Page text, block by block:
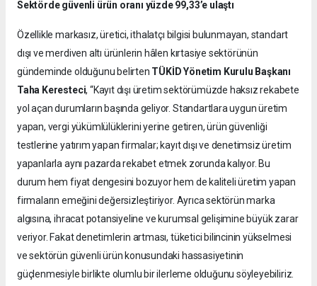
Sektörde güvenli ürün oranı yüzde 99,33’e ulaştı
Özellikle markasız, üretici, ithalatçı bilgisi bulunmayan, standart
dışı ve merdiven altı ürünlerin hâlen kırtasiye sektörünün
gündeminde olduğunu belirten TÜKİD Yönetim Kurulu Başkanı
Taha Keresteci, “Kayıt dışı üretim sektörümüzde haksız rekabete
yol açan durumların başında geliyor. Standartlara uygun üretim
yapan, vergi yükümlülüklerini yerine getiren, ürün güvenliği
testlerine yatırım yapan firmalar; kayıt dışı ve denetimsiz üretim
yapanlarla aynı pazarda rekabet etmek zorunda kalıyor. Bu
durum hem fiyat dengesini bozuyor hem de kaliteli üretim yapan
firmaların emeğini değersizleştiriyor. Ayrıca sektörün marka
algısına, ihracat potansiyeline ve kurumsal gelişimine büyük zarar
veriyor. Fakat denetimlerin artması, tüketici bilincinin yükselmesi
ve sektörün güvenli ürün konusundaki hassasiyetinin
güçlenmesiyle birlikte olumlu bir ilerleme olduğunu söyleyebiliriz.